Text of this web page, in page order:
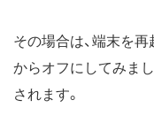
その場合は、端末を
からオフにしてみま
されます。